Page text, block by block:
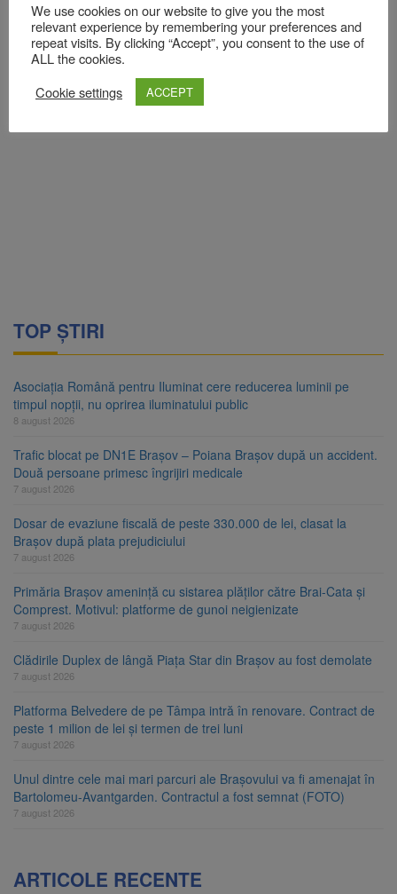
Acest site folosește Akismet pentru a reduce spamul.
sunt procesate datele comentariilor tale
TOP ȘTIRI
Asociația Română pentru Iluminat cere reducerea luminii pe
timpul nopții, nu oprirea iluminatului public
8 august 2026
Trafic blocat pe DN1E Brașov – Poiana Brașov după un accident.
Două persoane primesc îngrijiri medicale
7 august 2026
Dosar de evaziune fiscală de peste 330.000 de lei, clasat la
Brașov după plata prejudiciului
7 august 2026
Primăria Brașov amenință cu sistarea plăților către Brai-Cata și
Comprest. Motivul: platforme de gunoi neigienizate
7 august 2026
Clădirile Duplex de lângă Piața Star din Brașov au fost demolate
7 august 2026
Platforma Belvedere de pe Tâmpa intră în renovare. Contract de
peste 1 milion de lei și termen de trei luni
7 august 2026
Unul dintre cele mai mari parcuri ale Brașovului va fi amenajat în
Bartolomeu-Avantgarden. Contractul a fost semnat (FOTO)
7 august 2026
ARTICOLE RECENTE
We use cookies on our website to give you the most
relevant experience by remembering your preferences and
repeat visits. By clicking “Accept”, you consent to the use of
ALL the cookies.
Cookie settings
ACCEPT